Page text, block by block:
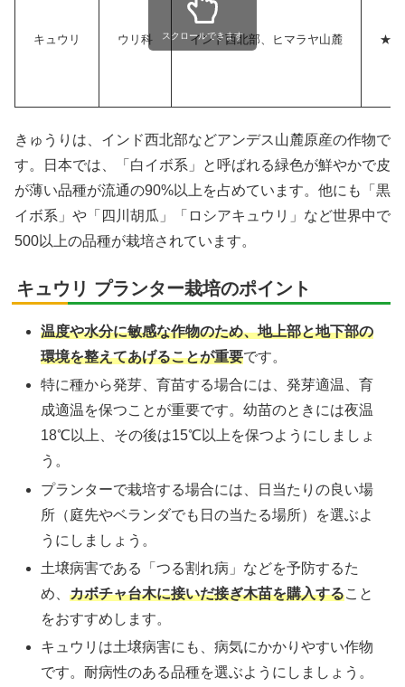
キュウリ ウリ科 インド西北部、ヒマラヤ山麓
スクロールできます
きゅうりは、インド西北部などアンデス山麓原産の作物で
す。日本では、「白イボ系」と呼ばれる緑色が鮮やかで皮
が薄い品種が流通の90%以上を占めています。他にも「黒
イボ系」や「四川胡瓜」「ロシアキュウリ」など世界中で
500以上の品種が栽培されています。
キュウリ プランター栽培のポイント
温度や水分に敏感な作物のため、地上部と地下部の
環境を整えてあげることが重要です。
特に種から発芽、育苗する場合には、発芽適温、育
成適温を保つことが重要です。幼苗のときには夜温
18℃以上、その後は15℃以上を保つようにしましょ
う。
プランターで栽培する場合には、日当たりの良い場
所（庭先やベランダでも日の当たる場所）を選ぶよ
うにしましょう。
土壌病害である「つる割れ病」などを予防するた
め、カボチャ台木に接いだ接ぎ木苗を購入すること
をおすすめします。
キュウリは土壌病害にも、病気にかかりやすい作物
です。耐病性のある品種を選ぶようにしましょう。